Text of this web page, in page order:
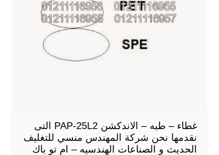
غطاء – طبه – الاندكشن PAP-25L2 التى
نقدمها نحن شركة المهندس منسي للتغليف
الحديث و الصناعات الهندسيه – ام تو باك